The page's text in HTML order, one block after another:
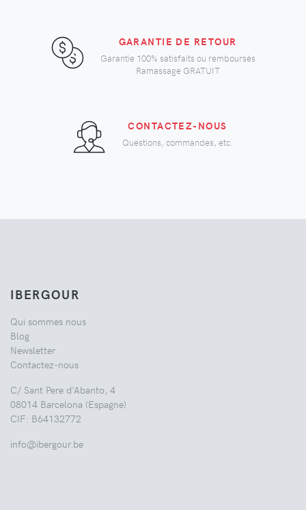
GARANTIE DE RETOUR
Garantie 100% satisfaits ou remboursés
Ramassage GRATUIT
CONTACTEZ-NOUS
Questions, commandes, etc.
IBERGOUR
Qui sommes nous
Blog
Newsletter
Contactez-nous
C/ Sant Pere d'Abanto, 4
08014 Barcelona (Espagne)
CIF: B64132772
info@ibergour.be